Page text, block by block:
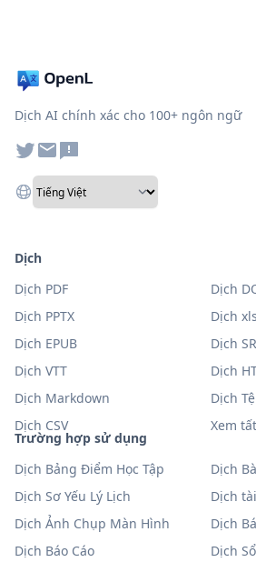
Dịch AI chính xác cho 100+ ngôn ngữ
Trường hợp sử dụng
Dịch Bảng Điểm Học Tập
Dịch
Dịch Sơ Yếu Lý Lịch
Dịch
Dịch Ảnh Chụp Màn Hình
Dịch
Dịch Báo Cáo
Dịch
Dịch
Dịch PDF
Dịch
Dịch PPTX
Dịch
Dịch EPUB
Dịch
Dịch VTT
Dịch
Dịch Markdown
Dịch
Dịch CSV
Xem